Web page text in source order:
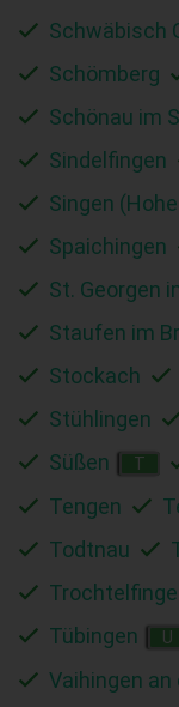
Schwäbisch
Schömberg
Schönau im
Sindelfingen
Singen
Spaichingen
St. Georgen
Staufen im
Stockach
Stühlingen
Süßen
T
Tengen
Todtnau
Tübingen
U
Vaihingen an